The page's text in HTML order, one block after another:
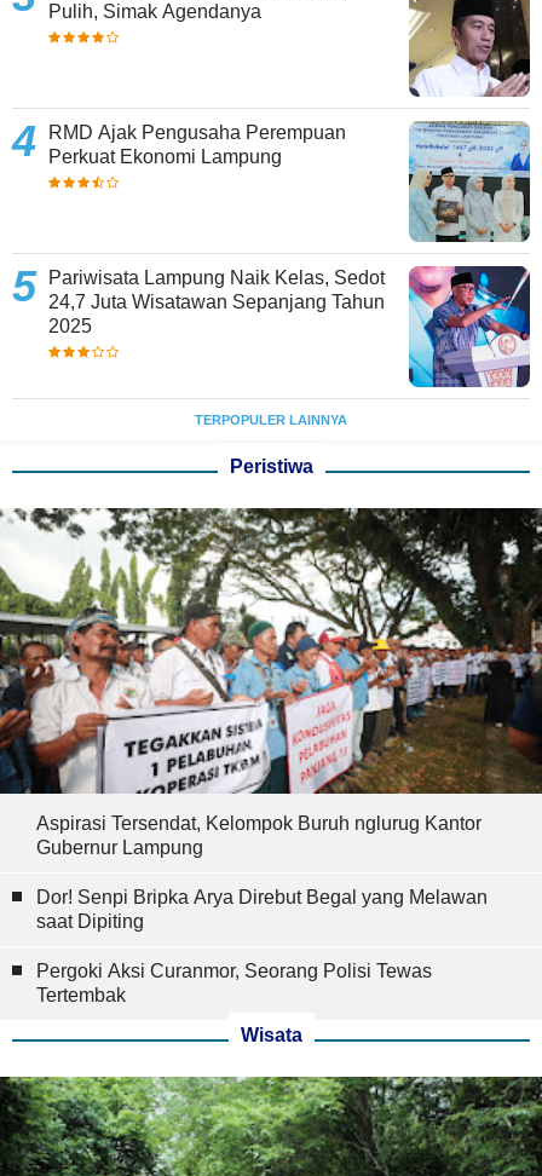
Pulih, Simak Agendanya
RMD Ajak Pengusaha Perempuan
Perkuat Ekonomi Lampung
Pariwisata Lampung Naik Kelas, Sedot
24,7 Juta Wisatawan Sepanjang Tahun
2025
TERPOPULER LAINNYA
Peristiwa
Aspirasi Tersendat, Kelompok Buruh nglurug Kantor
Gubernur Lampung
Dor! Senpi Bripka Arya Direbut Begal yang Melawan
saat Dipiting
Pergoki Aksi Curanmor, Seorang Polisi Tewas
Tertembak
Wisata